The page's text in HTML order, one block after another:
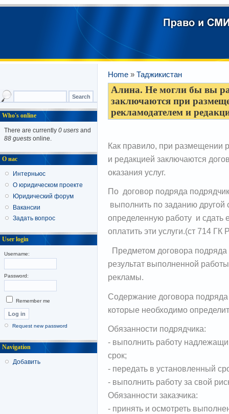
Home » Таджикистан
Алина. Не могли бы вы
заключаются при
рекламодателем и
Как правило, при размещении
и редакцией заключаются
оказания услуг.
По договор подряда
выполнить по заданию другой
определенную работу и сдать
оплатить эти услуги.(ст 714 ГК
Предметом договора
результат выполненной
рекламы.
Содержание договора подряда
которые необходимо
Обязанности подрядчика:
- выполнить работу
срок;
- передать в установленный
- выполнить работу за свой
Обязанности заказчика:
- принять и осмотреть
Who's online
There are currently 0 users and
88 guests online.
О нас
Интерньюс
О юридическом проекте
Юридический форум
Вакансии
Задать вопрос
User login
Username:
Password:
Remember me
Request new password
Navigation
Добавить